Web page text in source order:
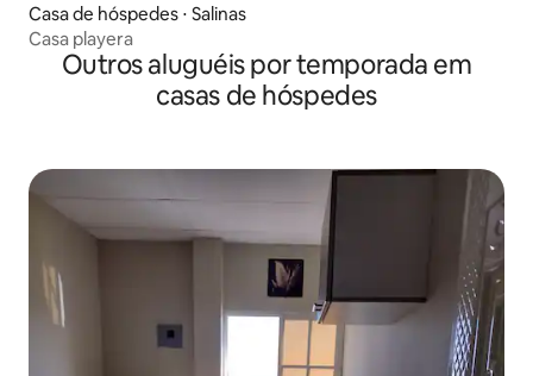
Casa de hóspedes ⋅ Salinas
Casa playera
Outros aluguéis por temporada em
casas de hóspedes